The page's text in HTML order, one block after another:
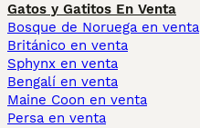
Gatos y Gatitos En Venta
Bosque de Noruega en venta
Británico en venta
Sphynx en venta
Bengalí en venta
Maine Coon en venta
Persa en venta